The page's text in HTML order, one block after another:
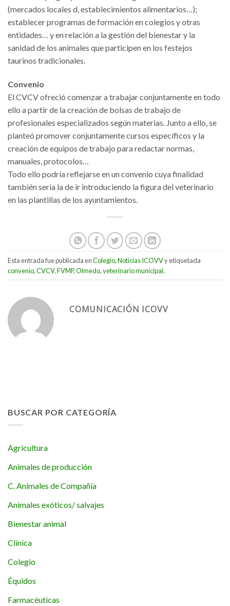
(mercados locales d, establecimientos alimentarios…);
establecer programas de formación en colegios y otras
entidades… y en relación a la gestión del bienestar y la
sanidad de los animales que participen en los festejos
taurinos tradicionales.
Convenio
El CVCV ofreció comenzar a trabajar conjuntamente en todo
ello a partir de la creación de bolsas de trabajo de
profesionales especializados según materias. Junto a ello, se
planteó promover conjuntamente cursos específicos y la
creación de equipos de trabajo para redactar normas,
manuales, protocolos…
Todo ello podría reflejarse en un convenio cuya finalidad
también sería la de ir introduciendo la figura del veterinario
en las plantillas de los ayuntamientos.
Esta entrada fue publicada enColegio,Noticias ICOVVy etiquetada
convenio,CVCV,FVMP,Olmedo,veterinario municipal.
COMUNICACIÓN ICOVV
BUSCAR POR CATEGORÍA
Agricultura
Animales de producción
C. Animales de Compañía
Animales exóticos/ salvajes
Bienestar animal
Clínica
Colegio
Équidos
Farmacéuticas